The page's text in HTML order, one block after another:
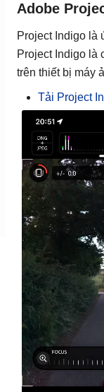
Adobe
Project Indigo là
Project Indigo là
trên thiết bị máy
Tải Project